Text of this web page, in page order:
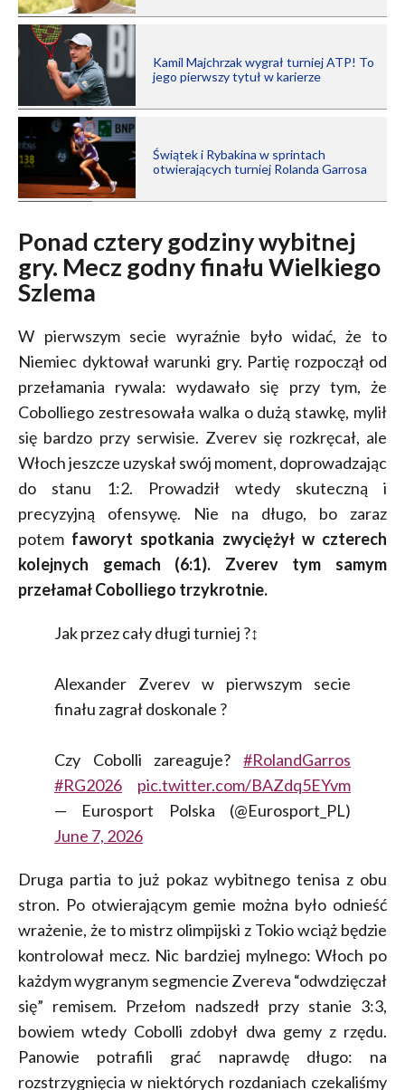
Kamil Majchrzak wygrał turniej ATP! To
jego pierwszy tytuł w karierze
Świątek i Rybakina w sprintach
otwierających turniej Rolanda Garrosa
Ponad cztery godziny wybitnej
gry. Mecz godny finału Wielkiego
Szlema
W pierwszym secie wyraźnie było widać, że to
Niemiec dyktował warunki gry. Partię rozpoczął od
przełamania rywala: wydawało się przy tym, że
Cobolliego zestresowała walka o dużą stawkę, mylił
się bardzo przy serwisie. Zverev się rozkręcał, ale
Włoch jeszcze uzyskał swój moment, doprowadzając
do stanu 1:2. Prowadził wtedy skuteczną i
precyzyjną ofensywę. Nie na długo, bo zaraz
potem faworyt spotkania zwyciężył w czterech
kolejnych gemach (6:1). Zverev tym samym
przełamał Cobolliego trzykrotnie.
Jak przez cały długi turniej ?‍↕️
Alexander Zverev w pierwszym secie
finału zagrał doskonale ?
Czy Cobolli zareaguje? #RolandGarros
#RG2026
pic.twitter.com/BAZdq5EYvm
— Eurosport Polska (@Eurosport_PL)
June 7, 2026
Druga partia to już pokaz wybitnego tenisa z obu
stron. Po otwierającym gemie można było odnieść
wrażenie, że to mistrz olimpijski z Tokio wciąż będzie
kontrolował mecz. Nic bardziej mylnego: Włoch po
każdym wygranym segmencie Zvereva “odwdzięczał
się” remisem. Przełom nadszedł przy stanie 3:3,
bowiem wtedy Cobolli zdobył dwa gemy z rzędu.
Panowie potrafili grać naprawdę długo: na
rozstrzygnięcia w niektórych rozdaniach czekaliśmy